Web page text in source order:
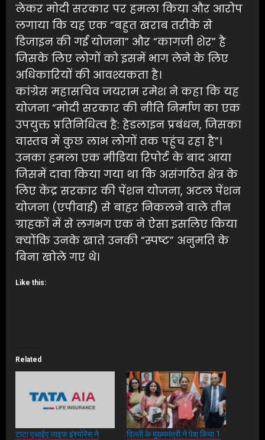
लेकर मोदी सरकार पर हमला किया और आरोप
लगाया कि यह एक “बहुत खराब तरीके से
डिजाइन की गई योजना” और “कागजी शेर” है
जिसके लिए लोगों को इसमें भाग लेने के लिए
अधिकारियों की आवश्यकता है।
कांग्रेस महासचिव जयराम रमेश ने कहा कि यह
योजना “मोदी सरकार की नीति निर्माण का एक
उपयुक्त प्रतिनिधित्व है: हेडलाइन प्रबंधन, जिसका
वास्तव में कुछ लाभ लोगों तक पहुंच रहा है”।
उनका हमला एक मीडिया रिपोर्ट के बाद आया
जिसमें दावा किया गया था कि असंगठित क्षेत्र के
लिए केंद्र सरकार की पेंशन योजना, अटल पेंशन
योजना (एपीवाई) से बाहर निकलने वाले तीन
ग्राहकों में से लगभग एक ने ऐसा इसलिए किया
क्योंकि उनके खाते उनकी “स्पष्ट” अनुमति के
बिना खोले गए थे।
Like this:
Related
टाटा एआईए लाइफ़ इंश्योरेंस ने
दिल्ली के मुख्यमंत्री ने पेश किया 1